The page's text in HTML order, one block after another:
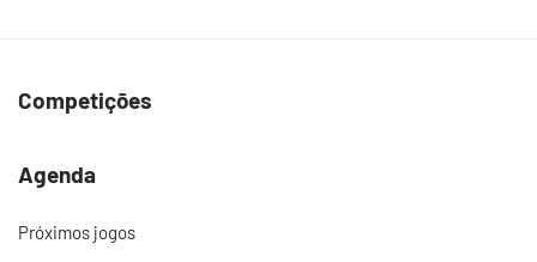
Competições
Agenda
Próximos jogos